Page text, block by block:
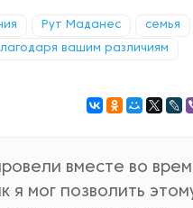
Рут Маданес семья
вашим различиям
вместе во
мог позволить